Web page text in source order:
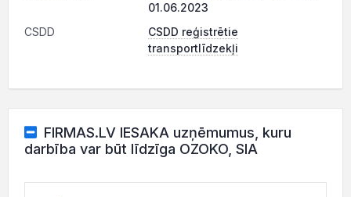
01.06.2023
CSDD
CSDD reģistrētie
transportlīdzekļi
FIRMAS.LV IESAKA uzņēmumus, kuru
darbība var būt līdzīga OZOKO, SIA